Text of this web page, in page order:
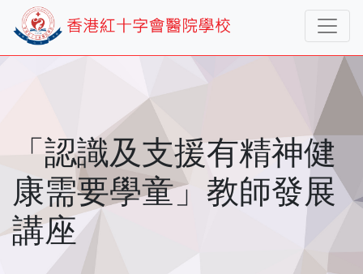
「認識及支援有精神健
康需要學童」教師發展
講座